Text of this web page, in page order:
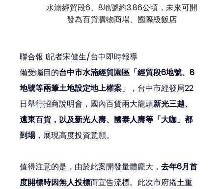
水湳經貿段6、8地號約3.86公頃，未來可開
發為百貨購物商場、國際級飯店
聯合報 I記者宋健生/台中即時報導
備受矚目的台中市水湳經貿園區「經貿段6地號、8
地號等兩筆土地設定地上權案」
，台中市經發局22
日舉行招商說明會，國內百貨兩大龍頭新光三越、
遠東百貨，以及新光人壽、國泰人壽等「大咖」都
到場，展現高度投資意願。
值得注意的是，由於此案開發量體龐大，去年6月首
度開標時因無人投標而宣告流標。此次市府捲土重